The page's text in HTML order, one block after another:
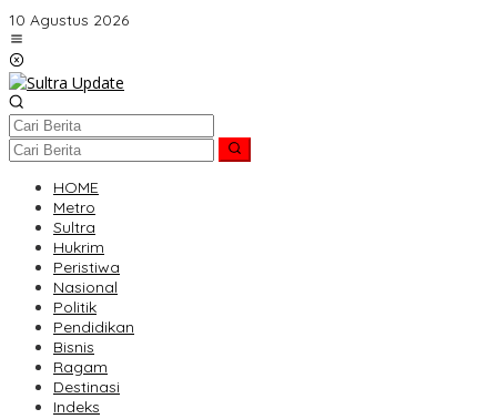
Lewati
ke
konten
10 Agustus 2026
HOME
Metro
Sultra
Hukrim
Peristiwa
Nasional
Politik
Pendidikan
Bisnis
Ragam
Destinasi
Indeks